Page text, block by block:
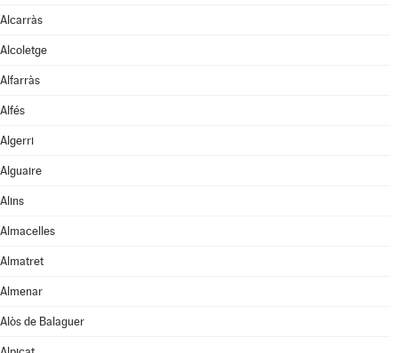
Alcarràs
Alcoletge
Alfarràs
Alfés
Algerri
Alguaire
Alins
Almacelles
Almatret
Almenar
Alòs de Balaguer